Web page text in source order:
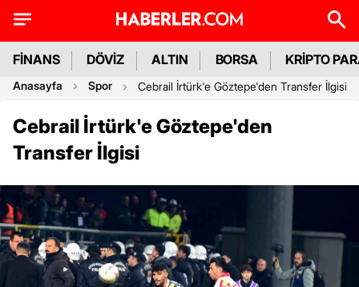
FİNANS DÖVİZ ALTIN BORSA KRİPTO
Anasayfa Spor Cebrail İrtürk'e Göztepe'den Transfer İlgisi
Cebrail İrtürk'e Göztepe'den
Transfer İlgisi